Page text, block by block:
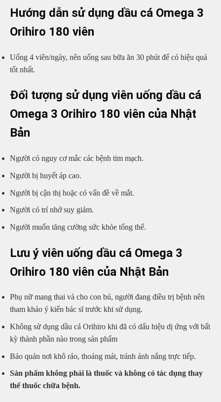
Hướng dẫn sử dụng dầu cá Omega 3
Orihiro 180 viên
Uống 4 viên/ngày, nên uống sau bữa ăn 30 phút để có hiệu quả
tốt nhất.
Đối tượng sử dụng viên uống dầu cá
Omega 3 Orihiro 180 viên của Nhật
Bản
Người có nguy cơ mắc các bệnh tim mạch.
Người bị huyết áp cao.
Người bị cận thị hoặc có vấn đề về mắt.
Người có trí nhớ suy giảm.
Người muốn tăng cường sức khỏe tổng thể.
Lưu ý viên uống dầu cá Omega 3
Orihiro 180 viên của Nhật Bản
Phụ nữ mang thai và cho con bú, người đang điều trị bệnh nên
tham khảo ý kiến bác sĩ trước khi sử dụng.
Không sử dụng dầu cá Orihiro khi đã có dấu hiệu dị ứng với bất
kỳ thành phần nào trong sản phẩm
Bảo quản nơi khô ráo, thoáng mát, tránh ánh nắng trực tiếp.
Sản phẩm không phải là thuốc và không có tác dụng thay
thế thuốc chữa bệnh.